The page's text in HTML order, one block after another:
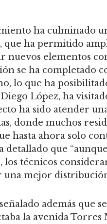
ha culminado
ha permitido
nuevos elementos
se ha completado
lo que ha
López, ha
ha sido atender
donde muchos
hasta ahora solo
detallado que
los técnicos
una mejor
además que
la avenida